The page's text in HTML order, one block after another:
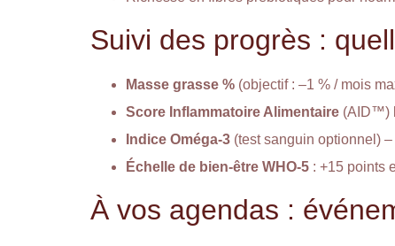
Suivi des progrès :
Masse grasse % (objectif : –1 % / mois
Score Inflammatoire Alimentaire (AID™)
Indice Oméga-3 (test sanguin optionnel)
Échelle de bien-être WHO-5 : +15 points
À vos agendas :